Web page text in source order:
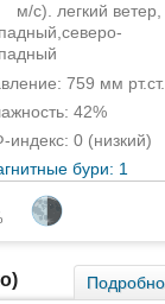
м/с). легкий ветер,
759 мм рт.ст.
42%
индекс: 0 (низкий)
бури: 1
Подробно